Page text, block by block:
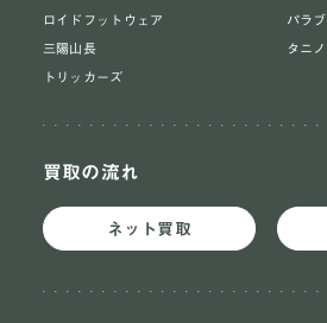
ロイドフットウェア
パラ
三陽山長
タニ
トリッカーズ
買取の流れ
ネット買取